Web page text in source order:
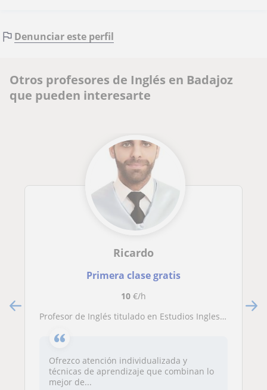
Denunciar este perfil
Otros profesores de Inglés en Badajoz
que pueden interesarte
Ricardo
Primera clase gratis
10€/h
Profesor de Inglés titulado en Estudios Ingleses y Máster Profesorado
Ofrezco atención individualizada y
técnicas de aprendizaje que combinan lo
mejor de...